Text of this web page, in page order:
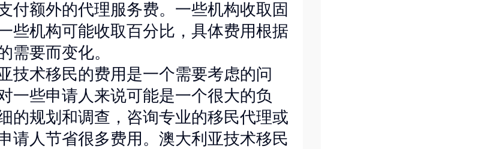
付额外的代理服务费。一些机构收取固
些机构可能收取百分比，具体费用根据
需要而变化。
技术移民的费用是一个需要考虑的问
一些申请人来说可能是一个很大的负
的规划和调查，咨询专业的移民代理或
请人节省很多费用。澳大利亚技术移民